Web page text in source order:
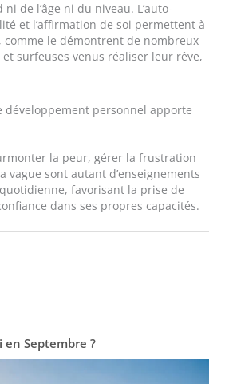
de l’âge ni du niveau. L’auto-
et l’affirmation de soi permettent à
comme le démontrent de nombreux
surfeuses venus réaliser leur rêve,
développement personnel apporte
la peur, gérer la frustration
vague sont autant d’enseignements
favorisant la prise de
dans ses propres capacités.
Septembre ?